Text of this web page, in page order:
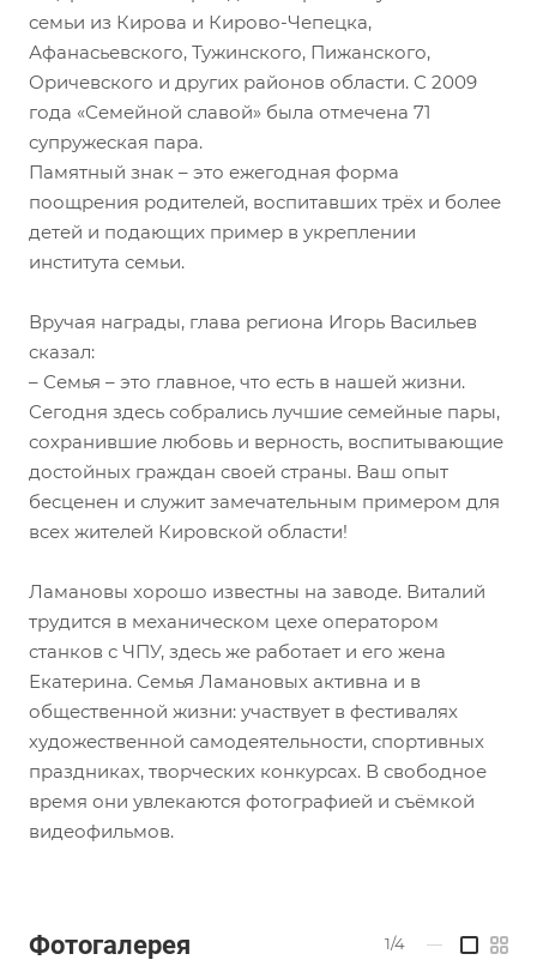
семьи из Кирова и Кирово-Чепецка,
Афанасьевского, Тужинского, Пижанского,
Оричевского и других районов области. С 2009
года «Семейной славой» была отмечена 71
супружеская пара.
Памятный знак – это ежегодная форма
поощрения родителей, воспитавших трёх и более
детей и подающих пример в укреплении
института семьи.
Вручая награды, глава региона Игорь Васильев
сказал:
– Семья – это главное, что есть в нашей жизни.
Сегодня здесь собрались лучшие семейные пары,
сохранившие любовь и верность, воспитывающие
достойных граждан своей страны. Ваш опыт
бесценен и служит замечательным примером для
всех жителей Кировской области!
Ламановы хорошо известны на заводе. Виталий
трудится в механическом цехе оператором
станков с ЧПУ, здесь же работает и его жена
Екатерина. Семья Ламановых активна и в
общественной жизни: участвует в фестивалях
художественной самодеятельности, спортивных
праздниках, творческих конкурсах. В свободное
время они увлекаются фотографией и съёмкой
видеофильмов.
Фотогалерея 1/4 —